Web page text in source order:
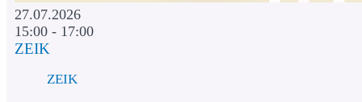
27.07.2026
15:00 - 17:00
ZEIK
ZEIK